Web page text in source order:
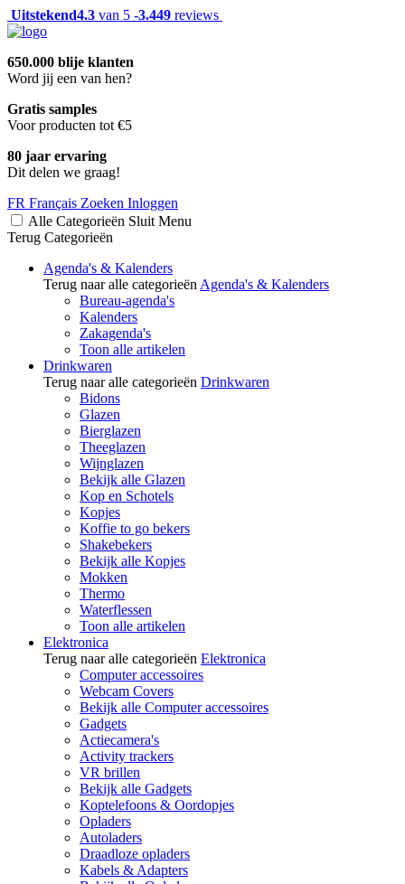
Uitstekend4.3 van 5 -3.449 reviews
650.000 blije klanten
Word jij een van hen?
Gratis samples
Voor producten tot €5
80 jaar ervaring
Dit delen we graag!
FR Français Zoeken Inloggen
Alle Categorieën Sluit Menu
Terug Categorieën
Agenda's & Kalenders
Terug naar alle categorieën Agenda's & Kalenders
Bureau-agenda's
Kalenders
Zakagenda's
Toon alle artikelen
Drinkwaren
Terug naar alle categorieën Drinkwaren
Bidons
Glazen
Bierglazen
Theeglazen
Wijnglazen
Bekijk alle Glazen
Kop en Schotels
Kopjes
Koffie to go bekers
Shakebekers
Bekijk alle Kopjes
Mokken
Thermo
Waterflessen
Toon alle artikelen
Elektronica
Terug naar alle categorieën Elektronica
Computer accessoires
Webcam Covers
Bekijk alle Computer accessoires
Gadgets
Actiecamera's
Activity trackers
VR brillen
Bekijk alle Gadgets
Koptelefoons & Oordopjes
Opladers
Autoladers
Draadloze opladers
Kabels & Adapters